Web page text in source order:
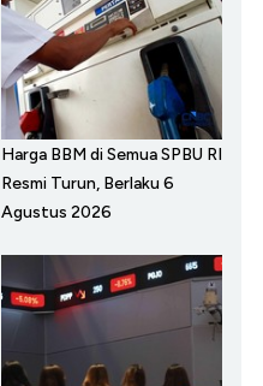
Harga BBM di Semua SPBU RI
Resmi Turun, Berlaku 6
Agustus 2026